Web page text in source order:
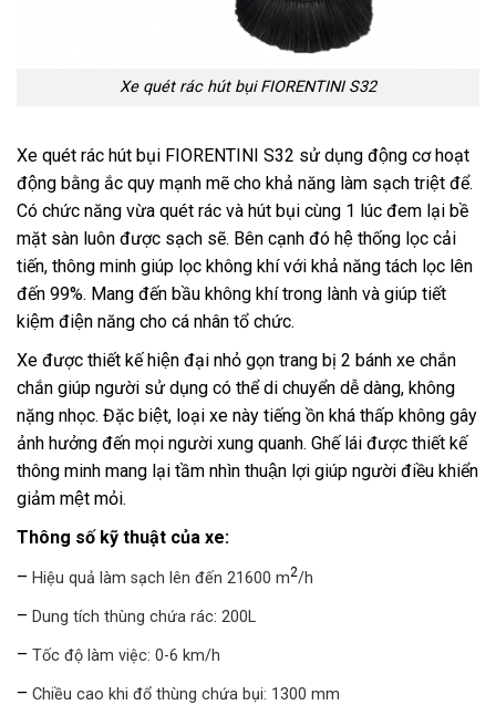
Xe quét rác hút bụi FIORENTINI S32
Xe quét rác hút bụi FIORENTINI S32 sử dụng động cơ hoạt
động bằng ắc quy mạnh mẽ cho khả năng làm sạch triệt để.
Có chức năng vừa quét rác và hút bụi cùng 1 lúc đem lại bề
mặt sàn luôn được sạch sẽ. Bên cạnh đó hệ thống lọc cải
tiến, thông minh giúp lọc không khí với khả năng tách lọc lên
đến 99%. Mang đến bầu không khí trong lành và giúp tiết
kiệm điện năng cho cá nhân tổ chức.
Xe được thiết kế hiện đại nhỏ gọn trang bị 2 bánh xe chắn
chắn giúp người sử dụng có thể di chuyển dễ dàng, không
nặng nhọc. Đặc biệt, loại xe này tiếng ồn khá thấp không gây
ảnh hưởng đến mọi người xung quanh. Ghế lái được thiết kế
thông minh mang lại tầm nhìn thuận lợi giúp người điều khiển
giảm mệt mỏi.
Thông số kỹ thuật của xe:
– Hiệu quả làm sạch lên đến 21600 m2/h
– Dung tích thùng chứa rác: 200L
– Tốc độ làm việc: 0-6 km/h
– Chiều cao khi đổ thùng chứa bụi: 1300 mm